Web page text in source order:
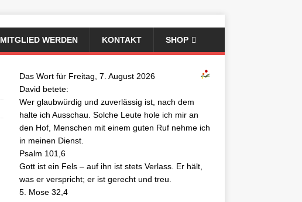
MITGLIED WERDEN KONTAKT SHOP
Das Wort für Freitag, 7. August 2026
David betete:
Wer glaubwürdig und zuverlässig ist, nach dem
halte ich Ausschau. Solche Leute hole ich mir an
den Hof, Menschen mit einem guten Ruf nehme ich
in meinen Dienst.
Psalm 101,6
Gott ist ein Fels – auf ihn ist stets Verlass. Er hält,
was er verspricht; er ist gerecht und treu.
5. Mose 32,4